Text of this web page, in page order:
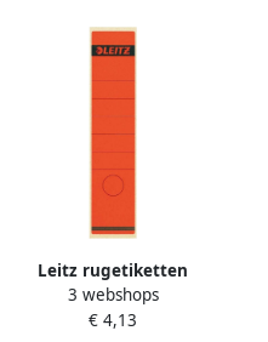
Leitz rugetiketten
zelfklevend ft 6 1 x 28 5 cm
pak van 10 stuks rood
3 webshops
€ 4,13